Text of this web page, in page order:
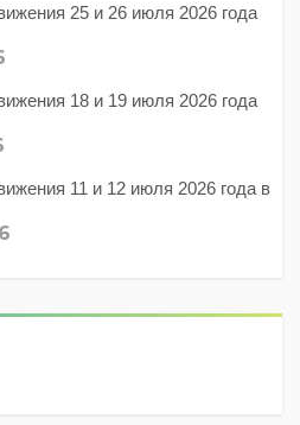
25 и 26 июля 2026 года
18 и 19 июля 2026 года
11 и 12 июля 2026 года в